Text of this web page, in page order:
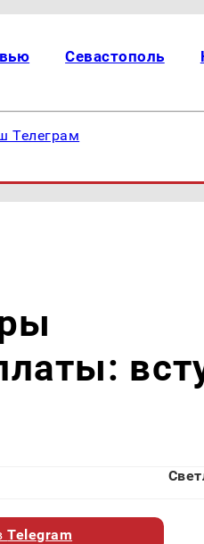
Севастополь
Телеграм
Telegram